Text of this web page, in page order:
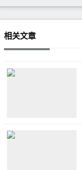
相关文章